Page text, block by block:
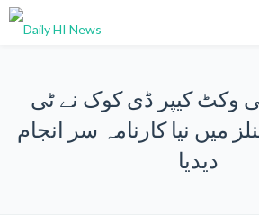
وکٹ کیپر ڈی کوک نے ٹی
میں نیا کارنامہ سر انجام
دیدیا